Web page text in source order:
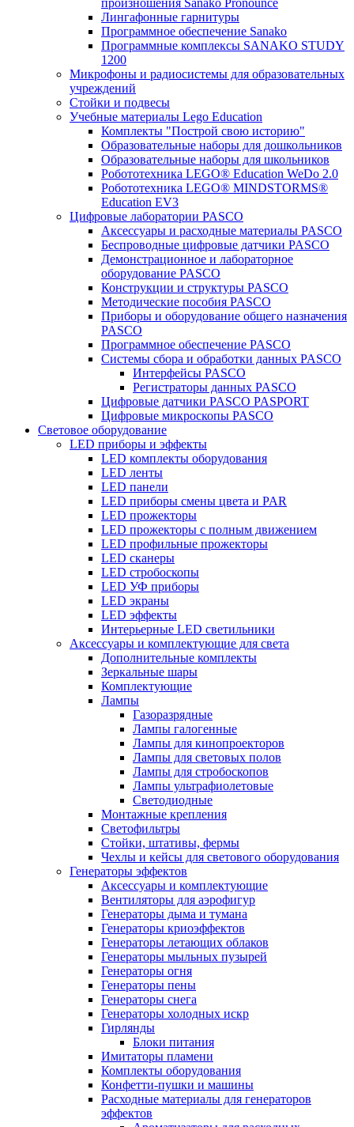
произношения Sanako Pronounce
Лингафонные гарнитуры
Программное обеспечение Sanako
Программные комплексы SANAKO STUDY
1200
Микрофоны и радиосистемы для образовательных
учреждений
Стойки и подвесы
Учебные материалы Lego Education
Комплекты "Построй свою историю"
Образовательные наборы для дошкольников
Образовательные наборы для школьников
Робототехника LEGO® Education WeDo 2.0
Робототехника LEGO® MINDSTORMS®
Education EV3
Цифровые лаборатории PASCO
Аксессуары и расходные материалы PASCO
Беспроводные цифровые датчики PASCO
Демонстрационное и лабораторное
оборудование PASCO
Конструкции и структуры PASCO
Методические пособия PASCO
Приборы и оборудование общего назначения
PASCO
Программное обеспечение PASCO
Системы сбора и обработки данных PASCO
Интерфейсы PASCO
Регистраторы данных PASCO
Цифровые датчики PASCO PASPORT
Цифровые микроскопы PASCO
Световое оборудование
LED приборы и эффекты
LED комплекты оборудования
LED ленты
LED панели
LED приборы смены цвета и PAR
LED прожекторы
LED прожекторы с полным движением
LED профильные прожекторы
LED сканеры
LED стробоскопы
LED УФ приборы
LED экраны
LED эффекты
Интерьерные LED светильники
Аксессуары и комплектующие для света
Дополнительные комплекты
Зеркальные шары
Комплектующие
Лампы
Газоразрядные
Лампы галогенные
Лампы для кинопроекторов
Лампы для световых полов
Лампы для стробоскопов
Лампы ультрафиолетовые
Светодиодные
Монтажные крепления
Светофильтры
Стойки, штативы, фермы
Чехлы и кейсы для светового оборудования
Генераторы эффектов
Аксессуары и комплектующие
Вентиляторы для аэрофигур
Генераторы дыма и тумана
Генераторы криоэффектов
Генераторы летающих облаков
Генераторы мыльных пузырей
Генераторы огня
Генераторы пены
Генераторы снега
Генераторы холодных искр
Гирлянды
Блоки питания
Имитаторы пламени
Комплекты оборудования
Конфетти-пушки и машины
Расходные материалы для генераторов
эффектов